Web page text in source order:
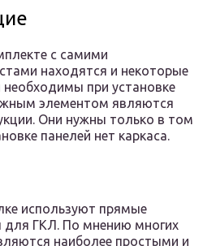
с самими
находятся и некоторые
при установке
элементом являются
Они нужны только в том
панелей нет каркаса.
используют прямые
для ГКЛ. По мнению многих
наиболее простыми и